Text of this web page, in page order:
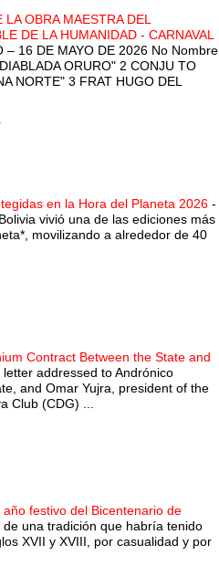
OBRA MAESTRA DEL
DE LA HUMANIDAD - CARNAVAL
– 16 DE MAYO DE 2026 No Nombre
ORURO" 2 CONJU TO
NORTE" 3 FRAT HUGO DEL
en la Hora del Planeta 2026 -
vivió una de las ediciones más
movilizando a alrededor de 40
Contract Between the State and
addressed to Andrónico
and Omar Yujra, president of the
Club (CDG) ...
año festivo del Bicentenario de
una tradición que habría tenido
XVII y XVIII, por casualidad y por